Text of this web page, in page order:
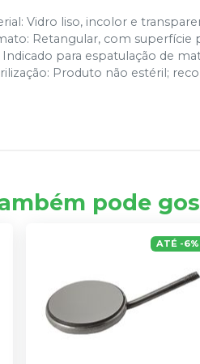
Vidro liso, incolor e
Retangular, com superfície
Indicado para espatulação de
Produto não estéril;
pode
ATÉ -6%